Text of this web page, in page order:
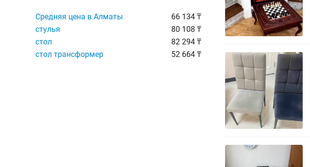
Средняя цена в Алматы
66 134 ₸
стулья
80 108 ₸
стол
82 294 ₸
стол трансформер
52 664 ₸